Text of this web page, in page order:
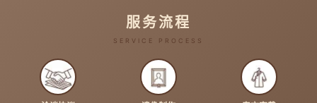
服务流程
SERVICE PROCESS